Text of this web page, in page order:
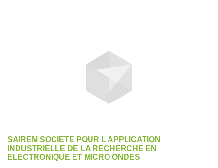
SAIREM SOCIETE POUR L APPLICATION
INDUSTRIELLE DE LA RECHERCHE EN
ELECTRONIQUE ET MICRO ONDES